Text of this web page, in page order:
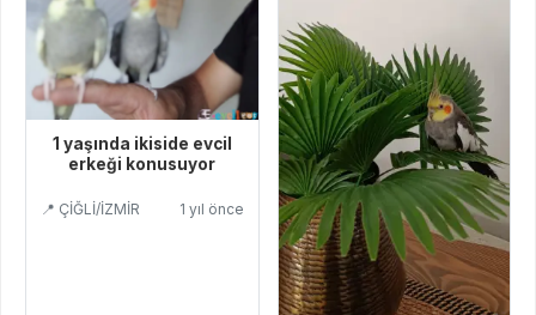
1 yaşında ikiside evcil
erkeği konusuyor
📍 ÇİĞLİ/İZMİR 1 yıl önce